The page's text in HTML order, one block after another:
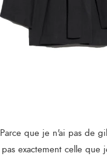
Parce que je n'ai pas de
pas exactement celle